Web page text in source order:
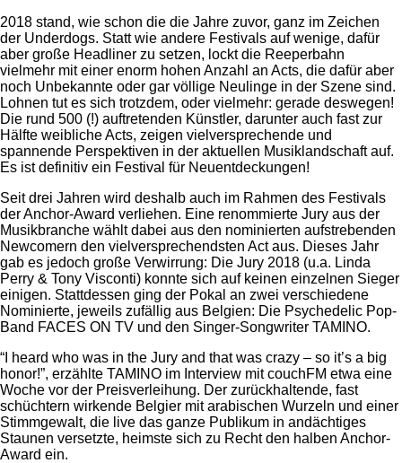
2018 stand, wie schon die die Jahre zuvor, ganz im Zeichen
der Underdogs. Statt wie andere Festivals auf wenige, dafür
aber große Headliner zu setzen, lockt die Reeperbahn
vielmehr mit einer enorm hohen Anzahl an Acts, die dafür aber
noch Unbekannte oder gar völlige Neulinge in der Szene sind.
Lohnen tut es sich trotzdem, oder vielmehr: gerade deswegen!
Die rund 500 (!) auftretenden Künstler, darunter auch fast zur
Hälfte weibliche Acts, zeigen vielversprechende und
spannende Perspektiven in der aktuellen Musiklandschaft auf.
Es ist definitiv ein Festival für Neuentdeckungen!
Seit drei Jahren wird deshalb auch im Rahmen des Festivals
der Anchor-Award verliehen. Eine renommierte Jury aus der
Musikbranche wählt dabei aus den nominierten aufstrebenden
Newcomern den vielversprechendsten Act aus. Dieses Jahr
gab es jedoch große Verwirrung: Die Jury 2018 (u.a. Linda
Perry & Tony Visconti) konnte sich auf keinen einzelnen Sieger
einigen. Stattdessen ging der Pokal an zwei verschiedene
Nominierte, jeweils zufällig aus Belgien: Die Psychedelic Pop-
Band FACES ON TV und den Singer-Songwriter TAMINO.
“I heard who was in the Jury and that was crazy – so it’s a big
honor!”, erzählte TAMINO im Interview mit couchFM etwa eine
Woche vor der Preisverleihung. Der zurückhaltende, fast
schüchtern wirkende Belgier mit arabischen Wurzeln und einer
Stimmgewalt, die live das ganze Publikum in andächtiges
Staunen versetzte, heimste sich zu Recht den halben Anchor-
Award ein.